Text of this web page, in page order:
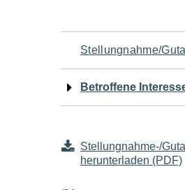
Navigation
für
Stellungnahme/
Betroffene
Stellungnahme-/
herunterladen (PDF)